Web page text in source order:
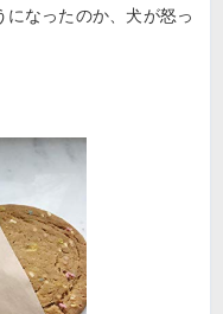
なったのか、犬が怒っ